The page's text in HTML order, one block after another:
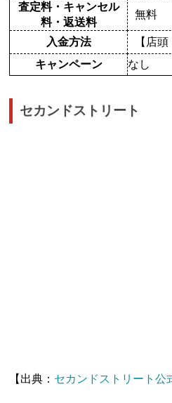
査定料・キャンセル
料・返送料
無料
入金方法
【店
キャンペーン
なし
セカンドストリート
【出典： セカンドストリート公